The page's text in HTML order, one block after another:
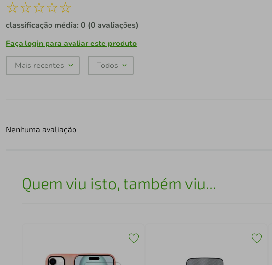
☆☆☆☆☆
classificação média: 0 (0 avaliações)
Faça login para avaliar este produto
Mais recentes Todos
Nenhuma avaliação
Quem viu isto, também viu...